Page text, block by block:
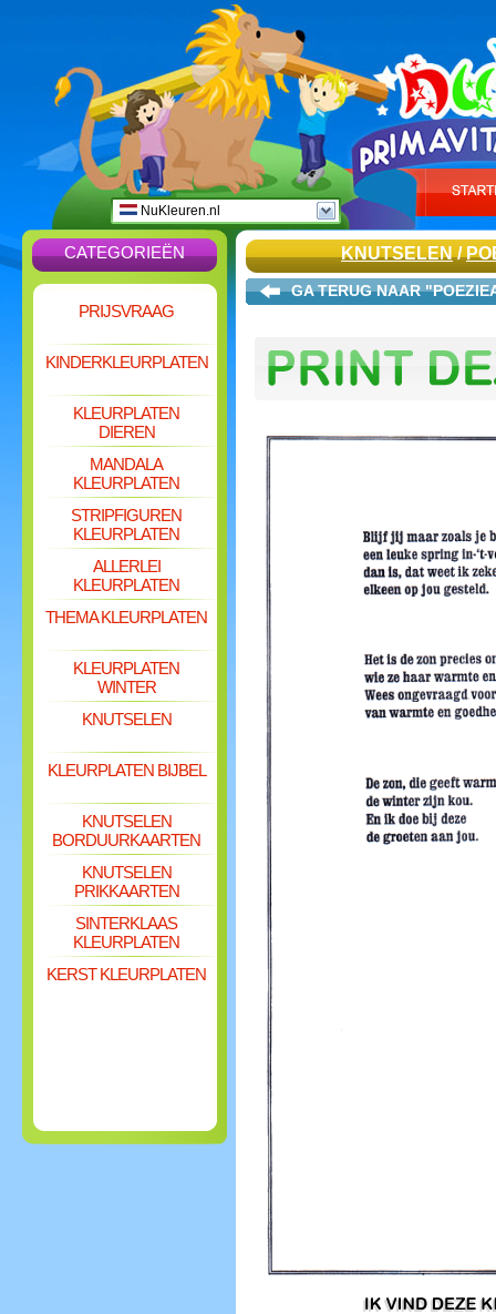
NuKleuren.nl
CATEGORIEËN
PRIJSVRAAG
KINDERKLEURPLATEN
KLEURPLATEN
DIEREN
MANDALA
KLEURPLATEN
STRIPFIGUREN
KLEURPLATEN
ALLERLEI
KLEURPLATEN
THEMA KLEURPLATEN
KLEURPLATEN
WINTER
KNUTSELEN
KLEURPLATEN BIJBEL
KNUTSELEN
BORDUURKAARTEN
KNUTSELEN
PRIKKAARTEN
SINTERKLAAS
KLEURPLATEN
KERST KLEURPLATEN
KNUTSELEN/
GA TERUG NAAR